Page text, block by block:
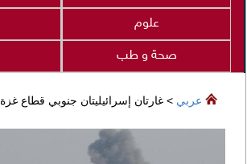
علوم
صحة و طب
عربي > غارتان إسرائيليتان جنوبي قطاع غزة